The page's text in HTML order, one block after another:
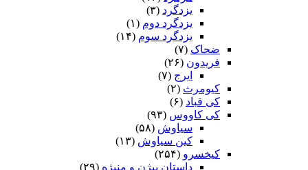
یزدگرد (۳)
یزدگرد دوم (۱)
یزدگرد سوم (۱۴)
ضحاک (۷)
فریدون (۲۶)
ایرج (۷)
کیومرث (۲)
کی قباد (۶)
کی کاووس (۹۳)
سیاوش (۵۸)
کین سیاوش (۱۳)
کیخسرو (۲۵۴)
داستان بیژن و منیژه (۲۹)